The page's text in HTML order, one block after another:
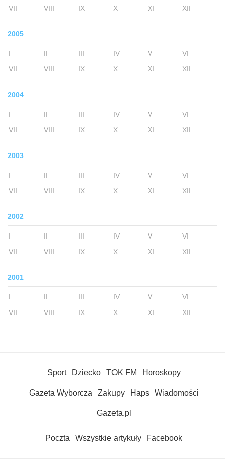
VII
VIII IX X XI XII
2005
I II III IV V
VI
VII
VIII IX X XI XII
2004
I II III IV V
VI
VII
VIII IX X XI XII
2003
I II III IV V
VI
VII
VIII IX X XI XII
2002
I II III IV V
VI
VII
VIII IX X XI XII
2001
I II III IV V
VI
VII
VIII IX X XI XII
Sport Dziecko TOK FM Horoskopy
Gazeta Wyborcza Zakupy Haps Wiadomości
Gazeta.pl
Poczta Wszystkie artykuły Facebook